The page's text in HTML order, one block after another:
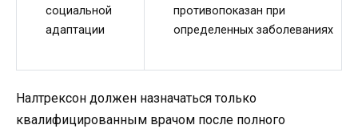
социальной
адаптации
противопоказан при
определенных заболеваниях
Налтрексон должен назначаться только
квалифицированным врачом после полного